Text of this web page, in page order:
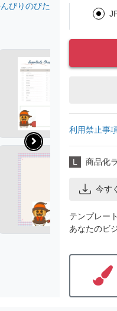
びりのびた
利用禁止事
L 商品化
今す
テンプレー
あなたのビ